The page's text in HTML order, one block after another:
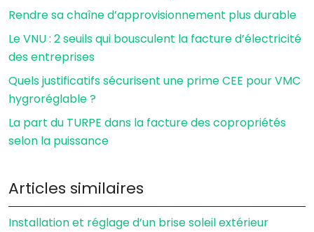
Rendre sa chaîne d’approvisionnement plus durable
Le VNU : 2 seuils qui bousculent la facture d’électricité
des entreprises
Quels justificatifs sécurisent une prime CEE pour VMC
hygroréglable ?
La part du TURPE dans la facture des copropriétés
selon la puissance
Articles similaires
Installation et réglage d’un brise soleil extérieur